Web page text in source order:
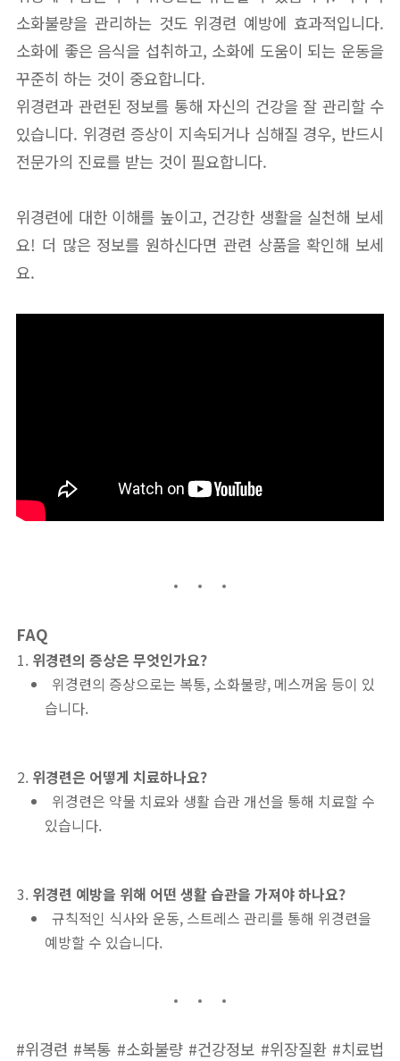
소화불량을 관리하는 것도 위경련 예방에 효과적입니다.
소화에 좋은 음식을 섭취하고, 소화에 도움이 되는 운동을
꾸준히 하는 것이 중요합니다.
위경련과 관련된 정보를 통해 자신의 건강을 잘 관리할 수
있습니다. 위경련 증상이 지속되거나 심해질 경우, 반드시
전문가의 진료를 받는 것이 필요합니다.
위경련에 대한 이해를 높이고, 건강한 생활을 실천해 보세
요! 더 많은 정보를 원하신다면 관련 상품을 확인해 보세
요.
FAQ
위경련의 증상은 무엇인가요?
위경련의 증상으로는 복통, 소화불량, 메스꺼움 등이 있
습니다.
위경련은 어떻게 치료하나요?
위경련은 약물 치료와 생활 습관 개선을 통해 치료할 수
있습니다.
위경련 예방을 위해 어떤 생활 습관을 가져야 하나요?
규칙적인 식사와 운동, 스트레스 관리를 통해 위경련을
예방할 수 있습니다.
#위경련 #복통 #소화불량 #건강정보 #위장질환 #치료법